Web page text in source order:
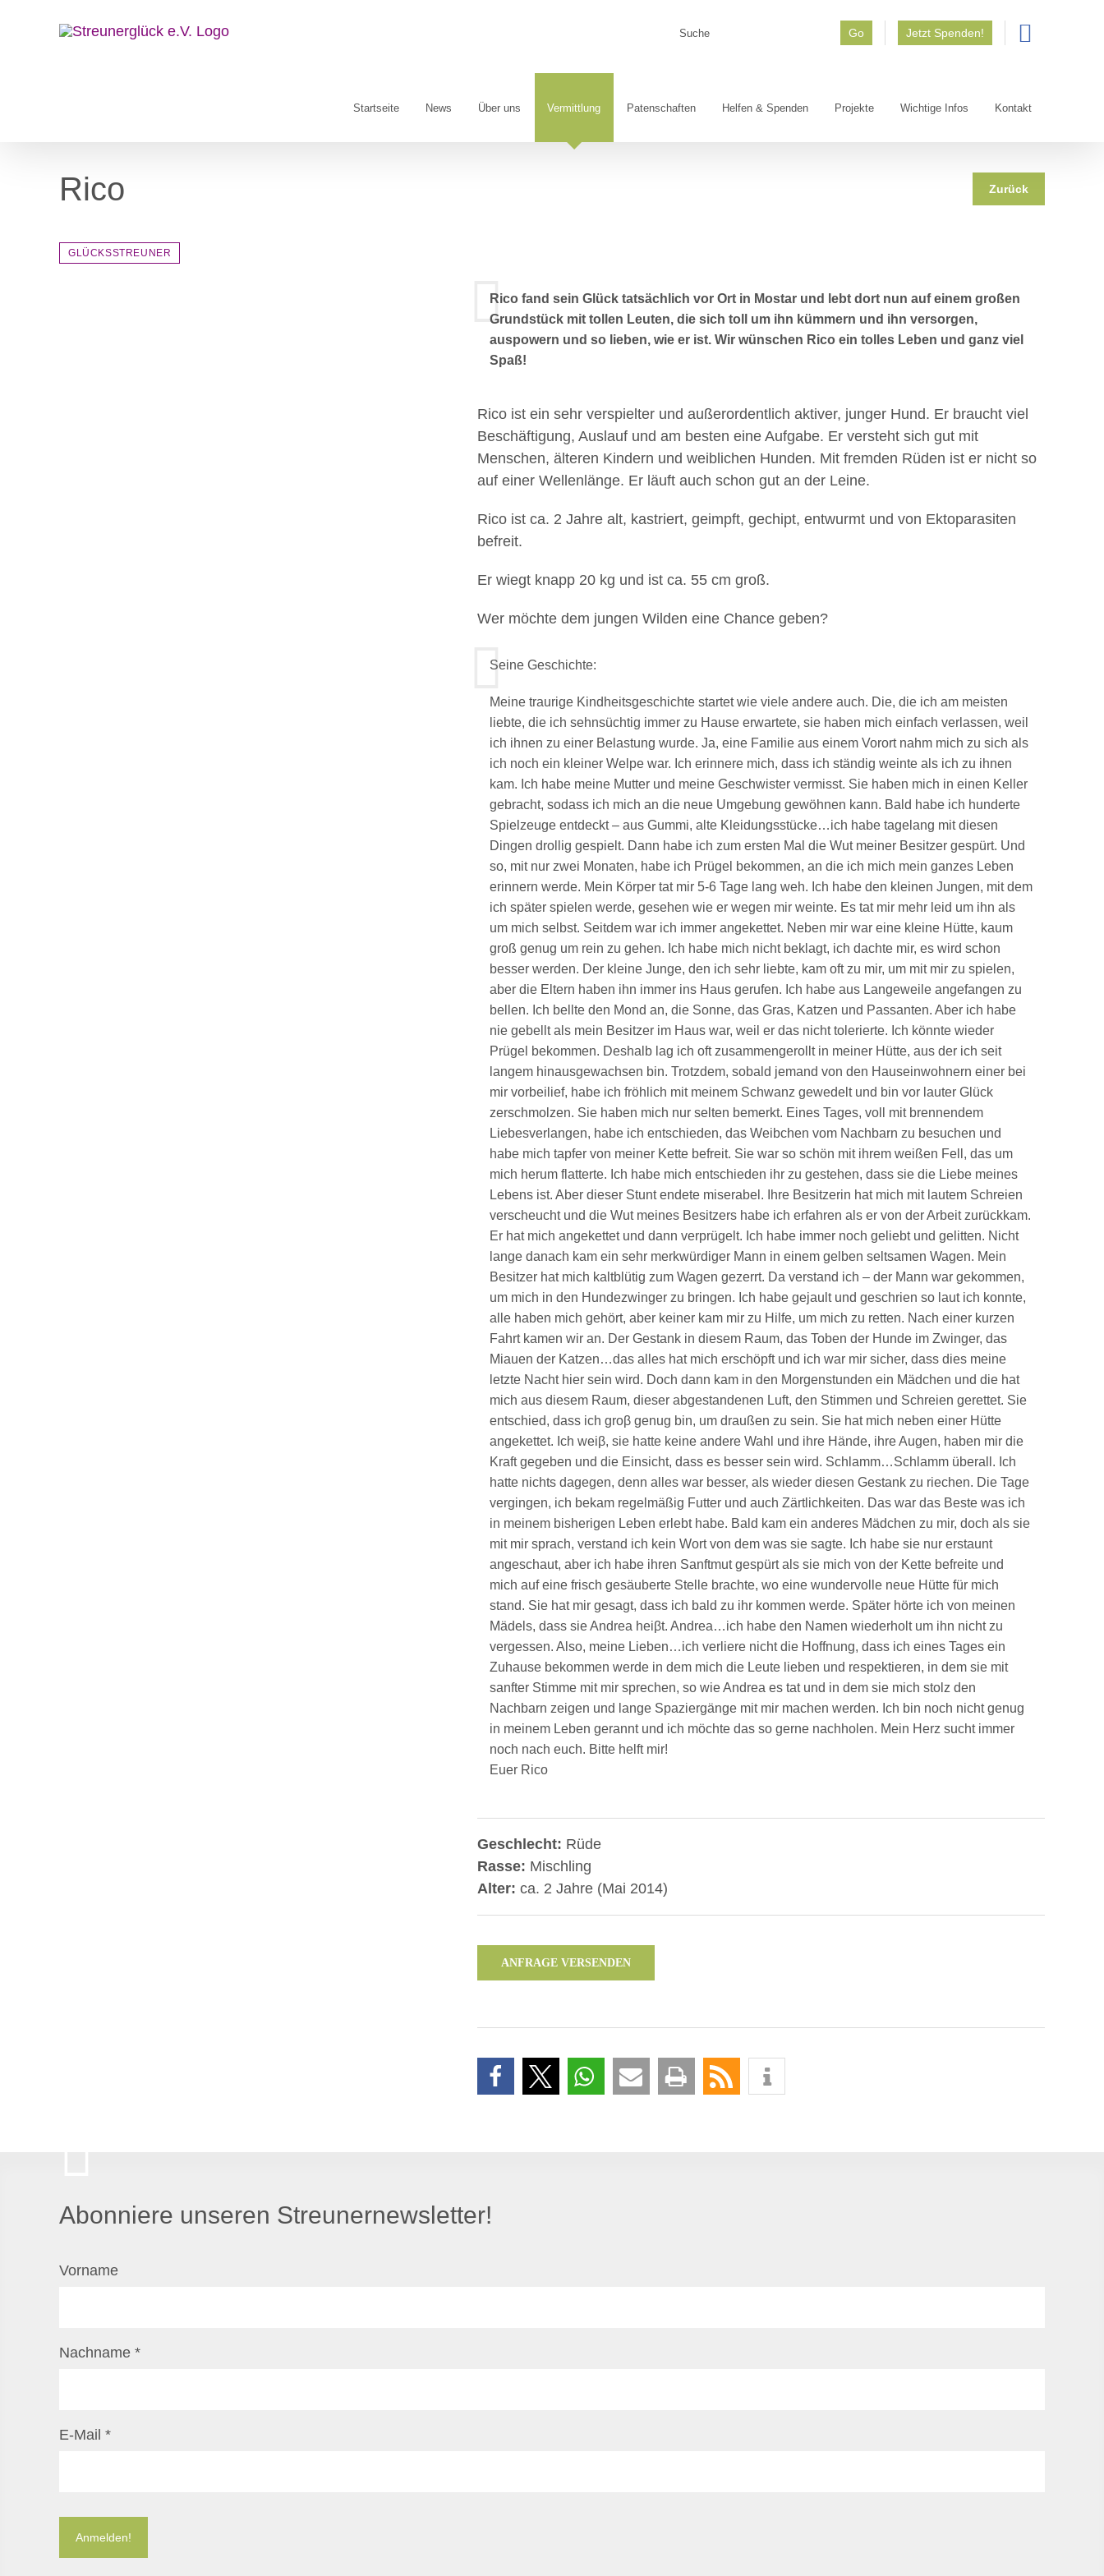
Go Jetzt Spenden!
Startseite News Über uns Vermittlung Patenschaften Helfen & Spenden Projekte Wichtige Infos Kontakt
Rico Zurück
GLÜCKSSTREUNER
Rico fand sein Glück tatsächlich vor Ort in Mostar und lebt dort nun auf einem großen
Grundstück mit tollen Leuten, die sich toll um ihn kümmern und ihn versorgen,
auspowern und so lieben, wie er ist. Wir wünschen Rico ein tolles Leben und ganz viel
Spaß!
Rico ist ein sehr verspielter und außerordentlich aktiver, junger Hund. Er braucht viel
Beschäftigung, Auslauf und am besten eine Aufgabe. Er versteht sich gut mit
Menschen, älteren Kindern und weiblichen Hunden. Mit fremden Rüden ist er nicht so
auf einer Wellenlänge. Er läuft auch schon gut an der Leine.
Rico ist ca. 2 Jahre alt, kastriert, geimpft, gechipt, entwurmt und von Ektoparasiten
befreit.
Er wiegt knapp 20 kg und ist ca. 55 cm groß.
Wer möchte dem jungen Wilden eine Chance geben?
Seine Geschichte:
Meine traurige Kindheitsgeschichte startet wie viele andere auch. Die, die ich am meisten
liebte, die ich sehnsüchtig immer zu Hause erwartete, sie haben mich einfach verlassen, weil
ich ihnen zu einer Belastung wurde. Ja, eine Familie aus einem Vorort nahm mich zu sich als
ich noch ein kleiner Welpe war. Ich erinnere mich, dass ich ständig weinte als ich zu ihnen
kam. Ich habe meine Mutter und meine Geschwister vermisst. Sie haben mich in einen Keller
gebracht, sodass ich mich an die neue Umgebung gewöhnen kann. Bald habe ich hunderte
Spielzeuge entdeckt – aus Gummi, alte Kleidungsstücke…ich habe tagelang mit diesen
Dingen drollig gespielt. Dann habe ich zum ersten Mal die Wut meiner Besitzer gespürt. Und
so, mit nur zwei Monaten, habe ich Prügel bekommen, an die ich mich mein ganzes Leben
erinnern werde. Mein Körper tat mir 5-6 Tage lang weh. Ich habe den kleinen Jungen, mit dem
ich später spielen werde, gesehen wie er wegen mir weinte. Es tat mir mehr leid um ihn als
um mich selbst. Seitdem war ich immer angekettet. Neben mir war eine kleine Hütte, kaum
groß genug um rein zu gehen. Ich habe mich nicht beklagt, ich dachte mir, es wird schon
besser werden. Der kleine Junge, den ich sehr liebte, kam oft zu mir, um mit mir zu spielen,
aber die Eltern haben ihn immer ins Haus gerufen. Ich habe aus Langeweile angefangen zu
bellen. Ich bellte den Mond an, die Sonne, das Gras, Katzen und Passanten. Aber ich habe
nie gebellt als mein Besitzer im Haus war, weil er das nicht tolerierte. Ich könnte wieder
Prügel bekommen. Deshalb lag ich oft zusammengerollt in meiner Hütte, aus der ich seit
langem hinausgewachsen bin. Trotzdem, sobald jemand von den Hauseinwohnern einer bei
mir vorbeilief, habe ich fröhlich mit meinem Schwanz gewedelt und bin vor lauter Glück
zerschmolzen. Sie haben mich nur selten bemerkt. Eines Tages, voll mit brennendem
Liebesverlangen, habe ich entschieden, das Weibchen vom Nachbarn zu besuchen und
habe mich tapfer von meiner Kette befreit. Sie war so schön mit ihrem weißen Fell, das um
mich herum flatterte. Ich habe mich entschieden ihr zu gestehen, dass sie die Liebe meines
Lebens ist. Aber dieser Stunt endete miserabel. Ihre Besitzerin hat mich mit lautem Schreien
verscheucht und die Wut meines Besitzers habe ich erfahren als er von der Arbeit zurückkam.
Er hat mich angekettet und dann verprügelt. Ich habe immer noch geliebt und gelitten. Nicht
lange danach kam ein sehr merkwürdiger Mann in einem gelben seltsamen Wagen. Mein
Besitzer hat mich kaltblütig zum Wagen gezerrt. Da verstand ich – der Mann war gekommen,
um mich in den Hundezwinger zu bringen. Ich habe gejault und geschrien so laut ich konnte,
alle haben mich gehört, aber keiner kam mir zu Hilfe, um mich zu retten. Nach einer kurzen
Fahrt kamen wir an. Der Gestank in diesem Raum, das Toben der Hunde im Zwinger, das
Miauen der Katzen…das alles hat mich erschöpft und ich war mir sicher, dass dies meine
letzte Nacht hier sein wird. Doch dann kam in den Morgenstunden ein Mädchen und die hat
mich aus diesem Raum, dieser abgestandenen Luft, den Stimmen und Schreien gerettet. Sie
entschied, dass ich groβ genug bin, um draußen zu sein. Sie hat mich neben einer Hütte
angekettet. Ich weiβ, sie hatte keine andere Wahl und ihre Hände, ihre Augen, haben mir die
Kraft gegeben und die Einsicht, dass es besser sein wird. Schlamm…Schlamm überall. Ich
hatte nichts dagegen, denn alles war besser, als wieder diesen Gestank zu riechen. Die Tage
vergingen, ich bekam regelmäßig Futter und auch Zärtlichkeiten. Das war das Beste was ich
in meinem bisherigen Leben erlebt habe. Bald kam ein anderes Mädchen zu mir, doch als sie
mit mir sprach, verstand ich kein Wort von dem was sie sagte. Ich habe sie nur erstaunt
angeschaut, aber ich habe ihren Sanftmut gespürt als sie mich von der Kette befreite und
mich auf eine frisch gesäuberte Stelle brachte, wo eine wundervolle neue Hütte für mich
stand. Sie hat mir gesagt, dass ich bald zu ihr kommen werde. Später hörte ich von meinen
Mädels, dass sie Andrea heiβt. Andrea…ich habe den Namen wiederholt um ihn nicht zu
vergessen. Also, meine Lieben…ich verliere nicht die Hoffnung, dass ich eines Tages ein
Zuhause bekommen werde in dem mich die Leute lieben und respektieren, in dem sie mit
sanfter Stimme mit mir sprechen, so wie Andrea es tat und in dem sie mich stolz den
Nachbarn zeigen und lange Spaziergänge mit mir machen werden. Ich bin noch nicht genug
in meinem Leben gerannt und ich möchte das so gerne nachholen. Mein Herz sucht immer
noch nach euch. Bitte helft mir!
Euer Rico
Geschlecht: Rüde
Rasse: Mischling
Alter: ca. 2 Jahre (Mai 2014)
ANFRAGE VERSENDEN
Abonniere unseren Streunernewsletter!
Vorname
Nachname *
E-Mail *